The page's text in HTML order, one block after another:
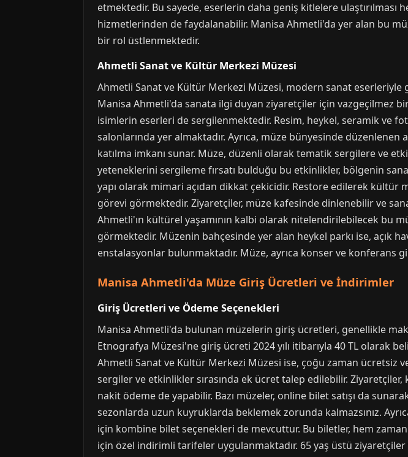
etmektedir. Bu sayede, eserlerin daha geniş kitlelere
hizmetlerinden de faydalanabilir. Manisa Ahmetli'da yer alan bu
bir rol üstlenmektedir.
Ahmetli Sanat ve Kültür Merkezi Müzesi
Ahmetli Sanat ve Kültür Merkezi Müzesi, modern sanat
Manisa Ahmetli'da sanata ilgi duyan ziyaretçiler için vazgeçilmez bir
isimlerin eserleri de sergilenmektedir. Resim, heykel, seramik ve
salonlarında yer almaktadır. Ayrıca, müze bünyesinde düzenlenen
katılma imkanı sunar. Müze, düzenli olarak tematik sergilere ve
yeteneklerini sergileme fırsatı bulduğu bu etkinlikler, bölgenin
yapı olarak mimari açıdan dikkat çekicidir. Restore edilerek
görevi görmektedir. Ziyaretçiler, müze kafesinde dinlenebilir ve
Ahmetli'ın kültürel yaşamının kalbi olarak nitelendirilebilecek bu
görmektedir. Müzenin bahçesinde yer alan heykel parkı ise, açık
enstalasyonlar bulunmaktadır. Müze, ayrıca konser ve
Manisa Ahmetli'da Müze Giriş Ücretleri ve İndirimler
Giriş Ücretleri ve Ödeme Seçenekleri
Manisa Ahmetli'da bulunan müzelerin giriş ücretleri, genellikle
Etnografya Müzesi'ne giriş ücreti 2024 yılı itibarıyla 40 TL olarak
Ahmetli Sanat ve Kültür Merkezi Müzesi ise, çoğu zaman ücretsiz
sergiler ve etkinlikler sırasında ek ücret talep edilebilir.
nakit ödeme de yapabilir. Bazı müzeler, online bilet satışı da
sezonlarda uzun kuyruklarda beklemek zorunda kalmazsınız.
için kombine bilet seçenekleri de mevcuttur. Bu biletler, hem
için özel indirimli tarifeler uygulanmaktadır. 65 yaş üstü